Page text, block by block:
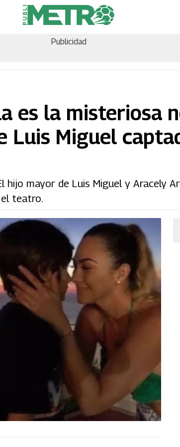
Publicidad
es la misteriosa
Luis Miguel
hijo mayor de Luis Miguel y Aracely
teatro.